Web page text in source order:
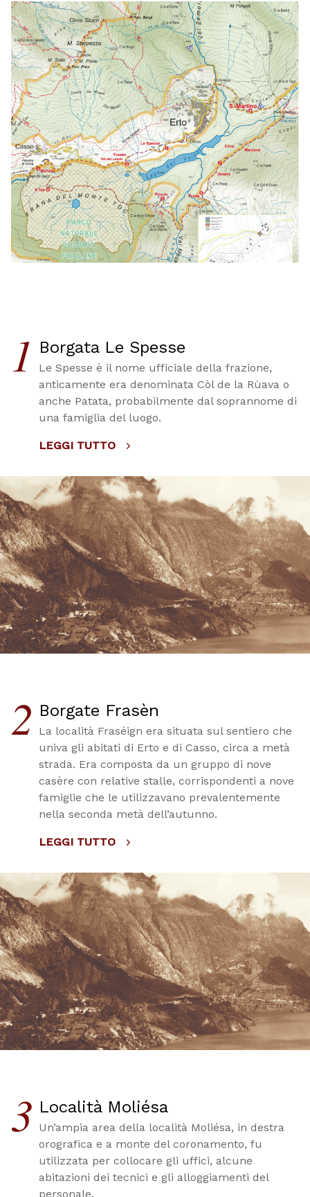
1 Borgata Le Spesse
Le Spesse è il nome ufficiale della frazione,
anticamente era denominata Còl de la Rùava o
anche Patata, probabilmente dal soprannome di
una famiglia del luogo.
LEGGI TUTTO
2 Borgate Frasèn
La località Fraséign era situata sul sentiero che
univa gli abitati di Erto e di Casso, circa a metà
strada. Era composta da un gruppo di nove
casère con relative stalle, corrispondenti a nove
famiglie che le utilizzavano prevalentemente
nella seconda metà dell’autunno.
LEGGI TUTTO
3 Località Moliésa
Un’ampia area della località Moliésa, in destra
orografica e a monte del coronamento, fu
utilizzata per collocare gli uffici, alcune
abitazioni dei tecnici e gli alloggiamenti del
personale.